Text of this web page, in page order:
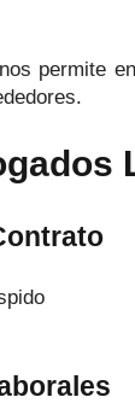
permite